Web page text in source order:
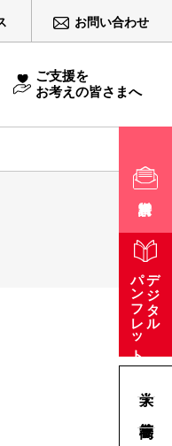
お問い合わせ
ご支援を
お考えの皆さまへ
デジタル
パンフレット